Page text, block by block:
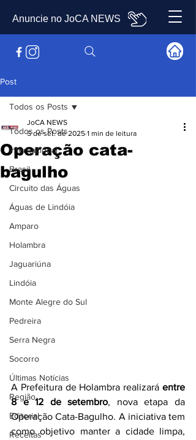
Anuncie no JoCA NEWS
Post
Todos os Posts
Internacional
Brasil
Circuito das Águas
Águas de Lindóia
Amparo
Holambra
Jaguariúna
Lindóia
Monte Alegre do Sul
Pedreira
Serra Negra
Socorro
Últimas Notícias
Região
Editorial
Receitas
Todos os Posts
Operação cata-
bagulho
JoCA NEWS
5 de set. de 2025 1 min de leitura
A Prefeitura de Holambra realizará entre
8 e 12 de setembro, nova etapa da
Operação Cata-Bagulho. A iniciativa tem
como objetivo manter a cidade limpa,